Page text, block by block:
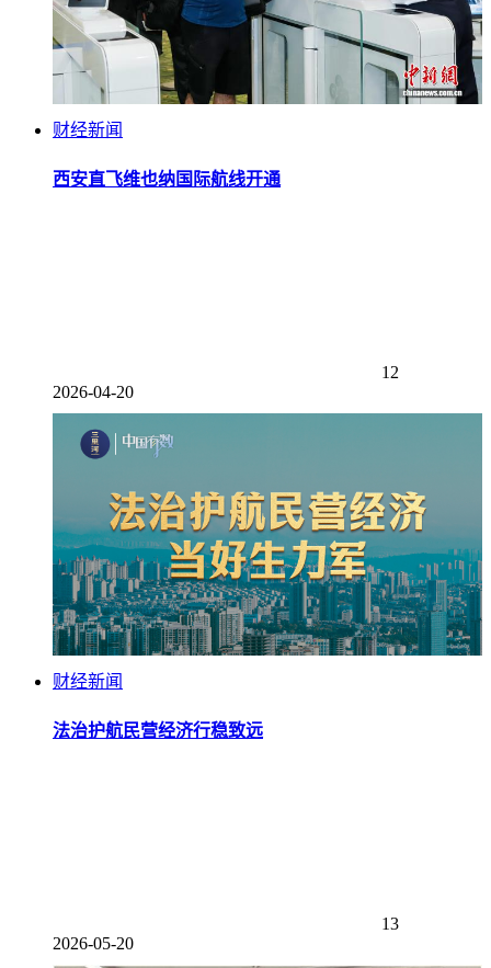
财经新闻
西安直飞维也纳国际航线开通
12
2026-04-20
财经新闻
法治护航民营经济行稳致远
13
2026-05-20